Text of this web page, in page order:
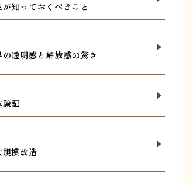
知っておくべきこと
透明感と解放感の驚き
験記
模改造